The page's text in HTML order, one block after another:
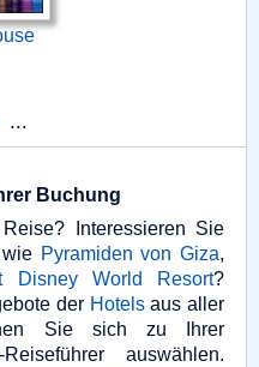
...
Buchung
Interessieren Sie
Pyramiden von Giza,
Disney World Resort?
der Hotelsaus aller
Sie sich zu Ihrer
auswählen.